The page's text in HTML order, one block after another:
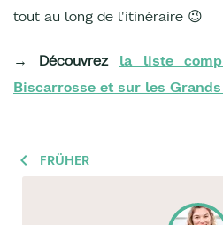
tout au long de l'itinéraire 😉
→ Découvrez la liste
Biscarrosse et sur les Grands
FRÜHER